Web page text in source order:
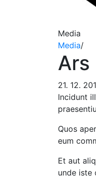
Media
Media/
Ars
21. 12.
Incidunt
Quos
eum
Et aut
unde iste